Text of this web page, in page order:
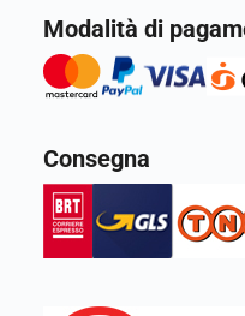
Modalità di
Consegna